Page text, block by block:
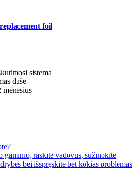
foil
sistema
duše
mėnesius
gaminio, raskite vadovus, sužinokite
bei išspręskite bet kokias problemas